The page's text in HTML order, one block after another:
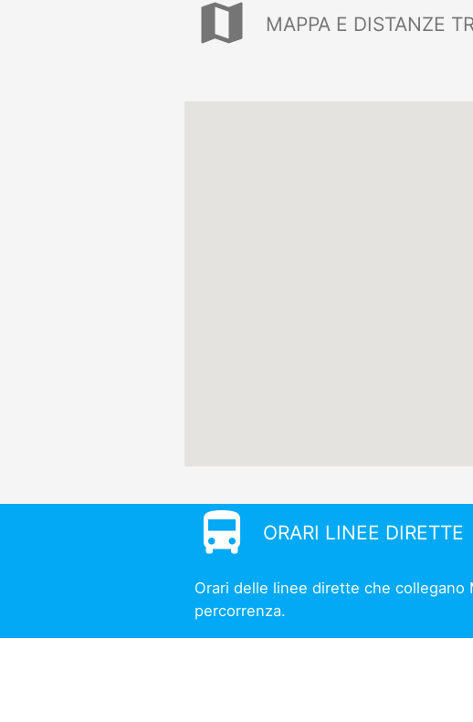
map MAPPA E DISTANZE
directions_bus ORARI LINEE DIRETTE
Orari delle linee dirette che collegano
percorrenza.